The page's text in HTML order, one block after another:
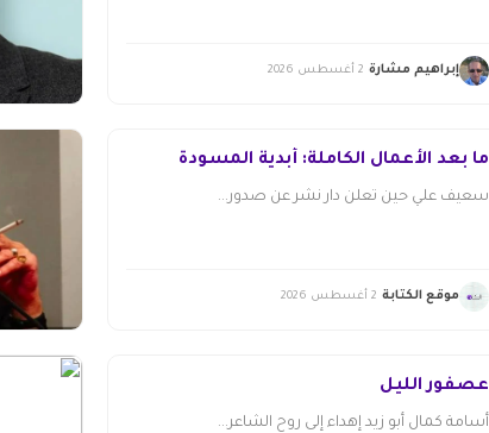
إبراهيم مشارة 2 أغسطس 2026
ما بعد الأعمال الكاملة: أبدية المسودة
سعيف علي حين تعلن دار نشر عن صدور...
موقع الكتابة 2 أغسطس 2026
عصفور الليل
أسامة كمال أبو زيد إهداء إلى روح الشاعر...